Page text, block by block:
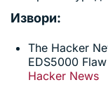
Извори:
The Hacker
EDS5000
Hacker News